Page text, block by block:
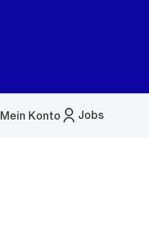
Jobs
Mein Konto
Menü